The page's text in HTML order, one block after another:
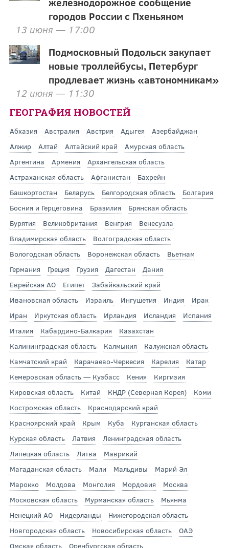
городов России с Пхеньяном
13 июня — 17:00
Подмосковный Подольск закупает
новые троллейбусы, Петербург
продлевает жизнь «автономникам»
12 июня — 11:30
ГЕОГРАФИЯ НОВОСТЕЙ
Абхазия Австралия Австрия Адыгея
Азербайджан
Алжир
Алтай Алтайский край
Амурская область
Аргентина
Армения
Архангельская область
Астраханская область
Афганистан
Бахрейн
Башкортостан
Беларусь Белгородская область
Болгария
Босния и Герцеговина
Бразилия
Брянская область
Бурятия
Великобритания Венгрия
Венесуэла
Владимирская область
Волгоградская область
Вологодская область
Воронежская область
Вьетнам
Германия
Греция Грузия Дагестан
Дания
Еврейская АО
Египет
Забайкальский край
Ивановская область
Израиль Ингушетия Индия
Ирак
Иран
Иркутская область Ирландия Исландия
Испания
Италия
Кабардино-Балкария
Казахстан
Калининградская область
Калмыкия
Калужская область
Камчатский край
Карачаево-Черкесия Карелия
Катар
Кемеровская область — Кузбасс
Кения
Киргизия
Кировская область
Китай КНДР (Северная Корея)
Коми
Костромская область
Краснодарский край
Красноярский край
Крым Куба
Курганская область
Курская область
Латвия
Ленинградская область
Липецкая область
Литва
Маврикий
Магаданская область
Мали Мальдивы
Марий Эл
Марокко
Молдова Монголия Мордовия
Москва
Московская область
Мурманская область
Мьянма
Ненецкий АО
Нидерланды
Нижегородская область
Новгородская область
Новосибирская область
ОАЭ
Омская область
Оренбургская область